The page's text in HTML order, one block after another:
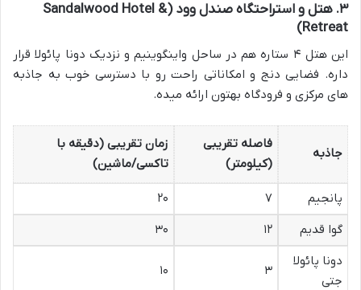
۳. هتل و استراحتگاه صندل وود (Sandalwood Hotel &
Retreat)
این هتل ۴ ستاره هم در ساحل واینگوینیم و نزدیک دونا پائولا قرار
داره. فضایی دنج و امکاناتی راحت رو با دسترسی خوب به جاذبه
های مرکزی و فرودگاه بهتون ارائه میده.
جاذبه
فاصله تقریبی
(کیلومتر)
زمان تقریبی (دقیقه با
تاکسی/ماشین)
پانجیم ۷
۲۰
گوا قدیم
۱۲
۳۰
دونا پائولا
جتی
۳ ۱۰